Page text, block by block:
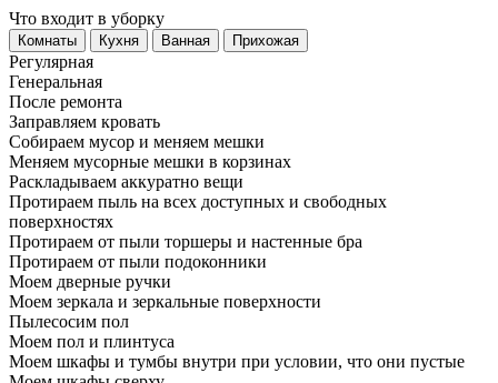
Что входит в уборку
Регу­лярная
Гене­ральная
После ремонта
Заправляем кровать
Собираем мусор и меняем мешки
Меняем мусорные мешки в корзинах
Раскладываем аккуратно вещи
Протираем пыль на всех доступных и свободных
поверхностях
Протираем от пыли торшеры и настенные бра
Протираем от пыли подоконники
Моем дверные ручки
Моем зеркала и зеркальные поверхности
Пылесосим пол
Моем пол и плинтуса
Моем шкафы и тумбы внутри при условии, что они пустые